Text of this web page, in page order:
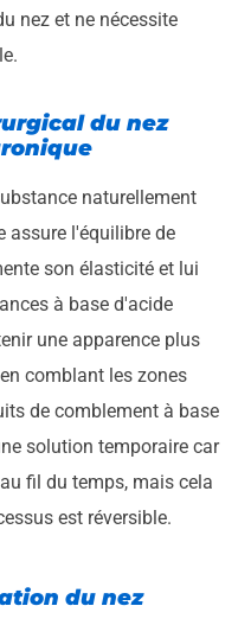
nez et ne nécessite
du nez
naturellement
assure l'équilibre de
son élasticité et lui
à base d'acide
une apparence plus
comblant les zones
de comblement à base
solution temporaire car
fil du temps, mais cela
est réversible.
du nez